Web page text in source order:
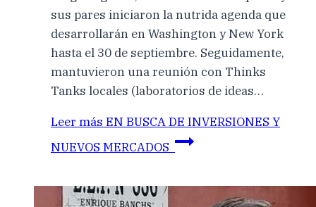
sus pares iniciaron la nutrida agenda que
desarrollarán en Washington y New York
hasta el 30 de septiembre. Seguidamente,
mantuvieron una reunión con Thinks
Tanks locales (laboratorios de ideas…
Leer más EN BUSCA DE INVERSIONES Y
NUEVOS MERCADOS